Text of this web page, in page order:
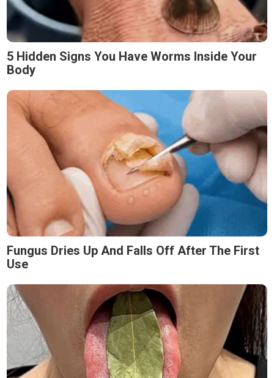
5 Hidden Signs You Have Worms Inside Your
Body
Fungus Dries Up And Falls Off After The First
Use